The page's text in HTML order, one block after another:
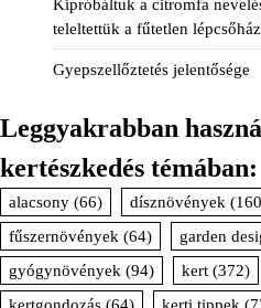
Kipróbáltuk a citromfa
teleltettük a fűtetlen
Gyepszellőztetés jelentősége
Leggyakrabban
kertészkedés témában:
alacsony (66) dísznövények
fűszernövények (64) garden
gyógynövények (94) kert (372)